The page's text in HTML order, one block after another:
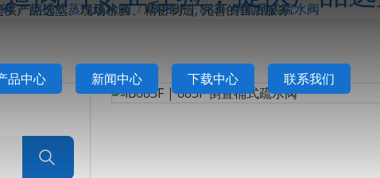
品中心 新闻中心 下载中心 联系我们
倒桶式蒸汽疏水阀 IB083F | 883F 倒置桶式疏水阀
